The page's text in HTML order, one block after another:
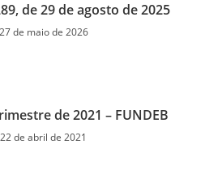
de 29 de agosto de 2025
27 de maio de 2026
de 2021 – FUNDEB
22 de abril de 2021